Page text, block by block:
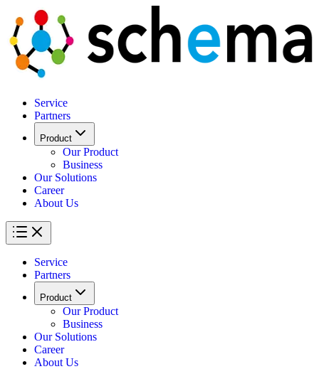
Service
Partners
Product
Our Product
Business
Our Solutions
Career
About Us
Service
Partners
Product
Our Product
Business
Our Solutions
Career
About Us